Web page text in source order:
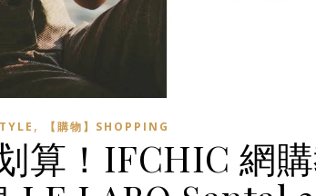
, 【購物】SHOPPING
算！IFCHIC 網